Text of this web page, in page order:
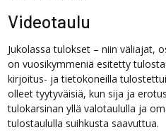
Videotaulu
Jukolassa tulokset – niin väliajat,
on vuosikymmeniä esitetty
kirjoitus- ja tietokoneilla
olleet tyytyväisiä, kun sija ja
tulokarsinan yllä valotaululla ja
tulostaululla suihkusta saavuttua.